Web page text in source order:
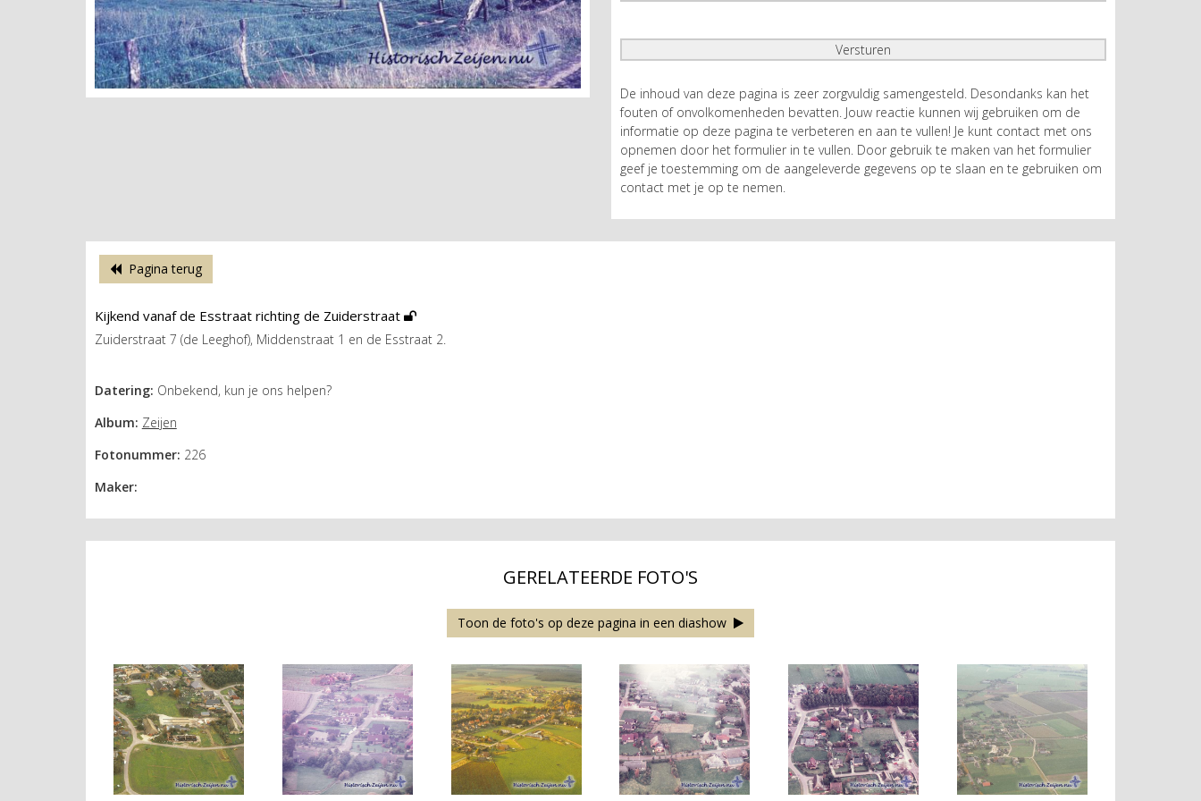
De inhoud van deze pagina is zeer zorgvuldig samengesteld. Desondanks kan het
fouten of onvolkomenheden bevatten. Jouw reactie kunnen wij gebruiken om de
informatie op deze pagina te verbeteren en aan te vullen! Je kunt contact met ons
opnemen door het formulier in te vullen. Door gebruik te maken van het formulier
geef je toestemming om de aangeleverde gegevens op te slaan en te gebruiken om
contact met je op te nemen.
Pagina terug
Kijkend vanaf de Esstraat richting de Zuiderstraat
Zuiderstraat 7 (de Leeghof), Middenstraat 1 en de Esstraat 2.
Datering: Onbekend, kun je ons helpen?
Album: Zeijen
Fotonummer: 226
Maker:
GERELATEERDE FOTO'S
Toon de foto's op deze pagina in een diashow